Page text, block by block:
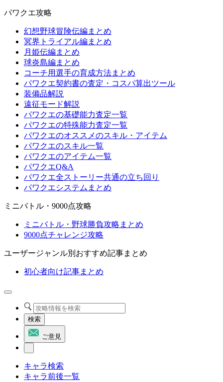
パワクエ攻略
幻想野球冒険伝編まとめ
冥界トライアル編まとめ
月姫伝編まとめ
球炎島編まとめ
コーチ用選手の育成方法まとめ
パワクエ契約書の査定・コスパ算出ツール
装備品解説
遠征モード解説
パワクエの基礎能力査定一覧
パワクエの特殊能力査定一覧
パワクエのオススメのスキル・アイテム
パワクエのスキル一覧
パワクエのアイテム一覧
パワクエQ&A
パワクエ全ストーリー共通の立ち回り
パワクエシステムまとめ
ミニバトル・9000点攻略
ミニバトル・野球勝負攻略まとめ
9000点チャレンジ攻略
ユーザージャンル別おすすめ記事まとめ
初心者向け記事まとめ
検索
ご意見
キャラ検索
キャラ前後一覧